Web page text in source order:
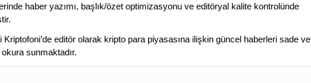
haber yazımı, başlık/özet optimizasyonu ve editöryal kalite kontrolünde
Kriptofoni’de editör olarak kripto para piyasasına ilişkin güncel haberleri sade ve
sunmaktadır.